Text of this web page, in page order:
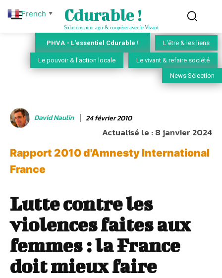
Cdurable !
Solutions pour agir & coopérer avec le Vivant
PHVA - L'essentiel Cdurable ! L'être & les liens
Le pouvoir & l'action locale Le vivant & refaire société
News Sélection
David Naulin 24 février 2010
Actualisé le :8 janvier 2024
Rapport 2010 d'Amnesty International
France
Lutte contre les
violences faites aux
femmes : la France
doit mieux faire
French ▼